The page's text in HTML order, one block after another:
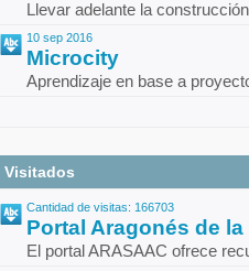
Llevar adelante la
10 sep 2016
Microcity
Aprendizaje en base a
Visitados
Cantidad de visitas: 166703
Portal Aragonés de
El portal ARASAAC ofrece